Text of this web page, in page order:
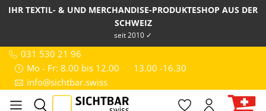
IHR TEXTIL- & UND MERCHANDISE-PRODUKTESHOP AUS DER
SCHWEIZ
seit 2010 ✓
031 530 21 96
Mo - Fr: 8.00 bis 12.00
13.00 -16.30
info@sichtbar.swiss